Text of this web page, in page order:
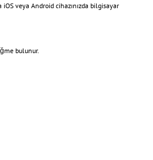
veya Android cihazınızda bilgisayar
bulunur.